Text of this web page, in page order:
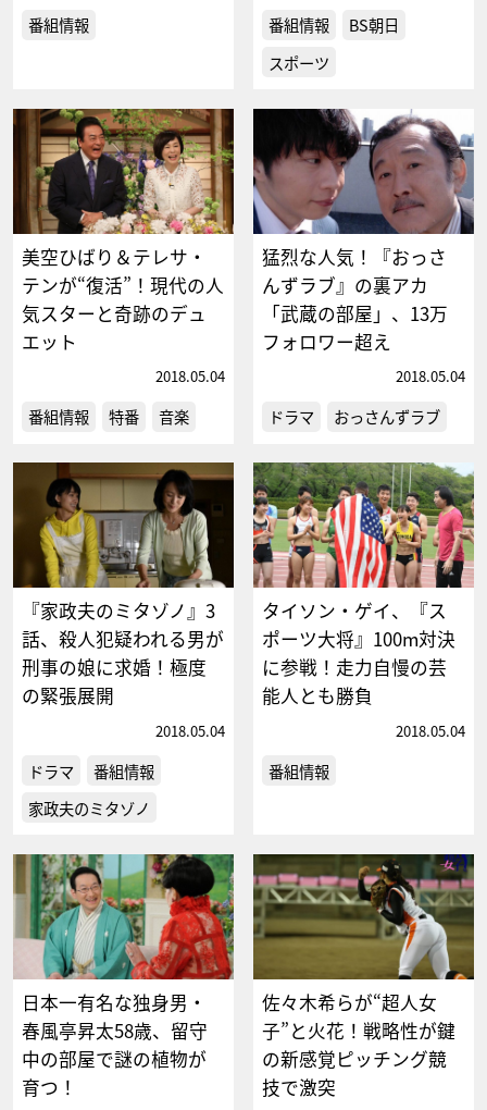
番組情報 番組情報
BS朝日
スポーツ
美空ひばり＆テレサ・
テンが“復活”！現代の人
気スターと奇跡のデュ
エット
2018.05.04
番組情報 特番 音楽
猛烈な人気！『おっさ
んずラブ』の裏アカ
「武蔵の部屋」、13万
フォロワー超え
2018.05.04
ドラマ おっさんずラブ
『家政夫のミタゾノ』3
話、殺人犯疑われる男が
刑事の娘に求婚！極度
の緊張展開
2018.05.04
ドラマ
番組情報
家政夫のミタゾノ
タイソン・ゲイ、『ス
ポーツ大将』100m対決
に参戦！走力自慢の芸
能人とも勝負
2018.05.04
番組情報
日本一有名な独身男・
春風亭昇太58歳、留守
中の部屋で謎の植物が
育つ！
佐々木希らが“超人女
子”と火花！戦略性が鍵
の新感覚ピッチング競
技で激突